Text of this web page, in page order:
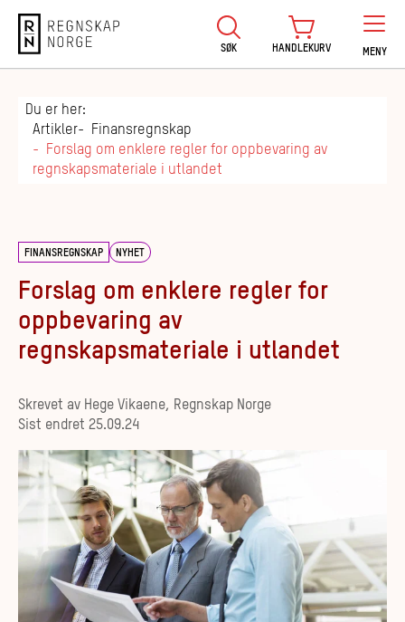
Regnskap Norge
SØK HANDLEKURV MENY
Du er her:
Artikler
Finansregnskap
Forslag om enklere regler for oppbevaring av
regnskapsmateriale i utlandet
FINANSREGNSKAP NYHET
Forslag om enklere regler for
oppbevaring av
regnskapsmateriale i utlandet
Skrevet av Hege Vikaene, Regnskap Norge
Sist endret 25.09.24